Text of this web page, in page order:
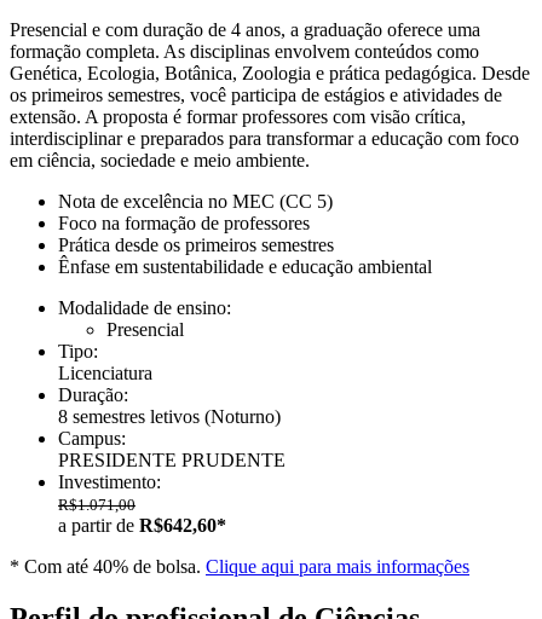
Presencial e com duração de 4 anos, a graduação oferece uma
formação completa. As disciplinas envolvem conteúdos como
Genética, Ecologia, Botânica, Zoologia e prática pedagógica. Desde
os primeiros semestres, você participa de estágios e atividades de
extensão. A proposta é formar professores com visão crítica,
interdisciplinar e preparados para transformar a educação com foco
em ciência, sociedade e meio ambiente.
Nota de excelência no MEC (CC 5)
Foco na formação de professores
Prática desde os primeiros semestres
Ênfase em sustentabilidade e educação ambiental
Modalidade de ensino:
Presencial
Tipo:
Licenciatura
Duração:
8 semestres letivos (Noturno)
Campus:
PRESIDENTE PRUDENTE
Investimento:
R$1.071,00
a partir de R$642,60*
* Com até 40% de bolsa. Clique aqui para mais informações